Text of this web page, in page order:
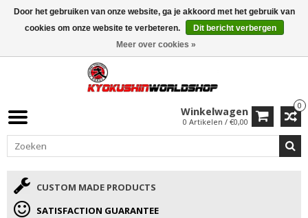
ISAMU SUMMER DEALS• 10% Korting + cadeau vanaf €169 →
0
Winkelwagen
0 Artikelen / €0,00
CUSTOM MADE PRODUCTS
SATISFACTION GUARANTEE
Door het gebruiken van onze website, ga je akkoord met het gebruik van
cookies om onze website te verbeteren.
Dit bericht verbergen
Meer over cookies »